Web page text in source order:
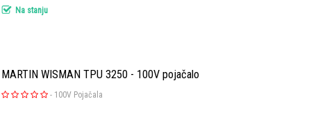
Na stanju
MARTIN WISMAN TPU 3250 - 100V pojačalo
- 100V Pojačala